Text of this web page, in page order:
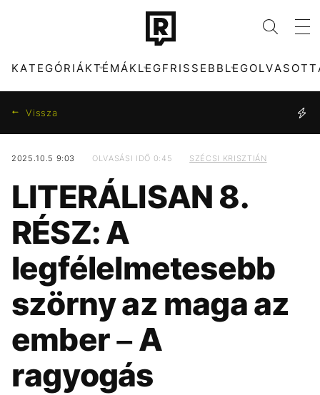
KATEGÓRIÁKTÉMÁKLEGFRISSEBB
ZENE DIVAT
KULTÚRA
FILM + SOROZAT TECH-TUDOMÁNY
SPORT TÁRSADALOM
ÉLETMÓD DESIGN
BESZÉLGETÉSEK
DUNA TIKTOK
MTVA
META HŐSÉG
CELEB OLASZORSZÁG
Vissza
2025.10.5 9:03 OLVASÁSI IDŐ 0:45 SZÉCSI KRISZTIÁN
LITERÁLISAN 8.
RÉSZ: A
legfélelmetesebb
szörny az maga az
ember – A
ragyogás